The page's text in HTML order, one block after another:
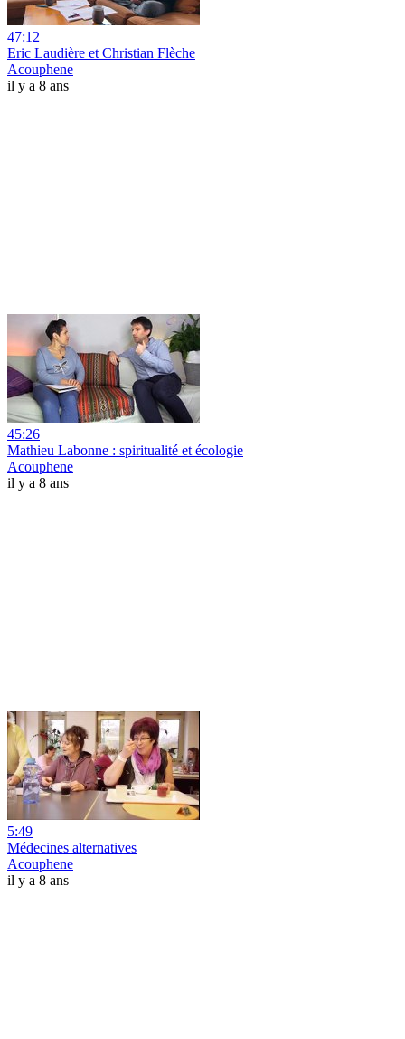
47:12
Eric Laudière et Christian Flèche
Acouphene
il y a 8 ans
45:26
Mathieu Labonne : spiritualité et écologie
Acouphene
il y a 8 ans
5:49
Médecines alternatives
Acouphene
il y a 8 ans